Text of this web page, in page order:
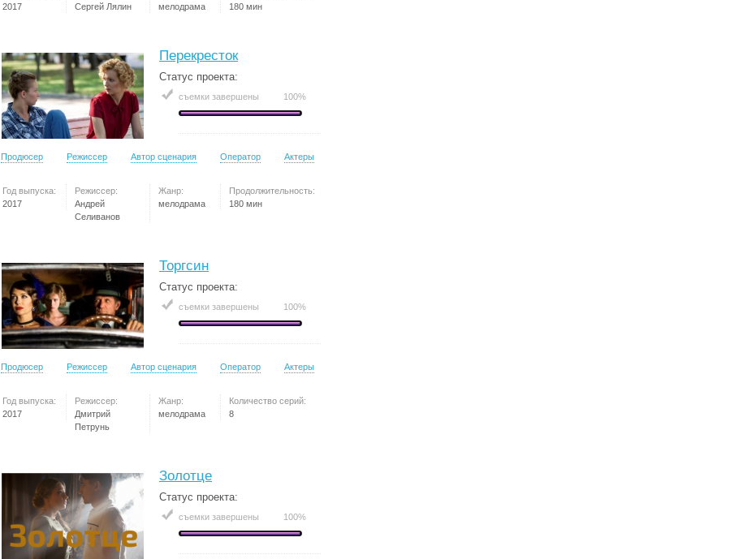
2017
Сергей Лялин
мелодрама
180 мин
Перекресток
Статус проекта:
съемки завершены 100%
Продюсер Режиссер Автор сценария Оператор Актеры
Год выпуска:
2017
Режиссер:
Андрей
Селиванов
Жанр:
мелодрама
Продолжительность:
180 мин
Торгсин
Статус проекта:
съемки завершены 100%
Продюсер Режиссер Автор сценария Оператор Актеры
Год выпуска:
2017
Режиссер:
Дмитрий
Петрунь
Жанр:
мелодрама
Количество серий:
8
Золотце
Статус проекта:
съемки завершены 100%